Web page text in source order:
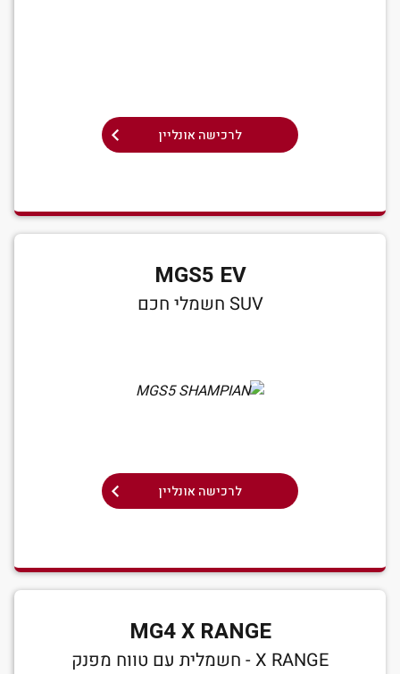
לרכישה אונליין
MGS5 EV
SUV חשמלי חכם
לרכישה אונליין
MG4 X RANGE
X RANGE - חשמלית עם טווח מפנק